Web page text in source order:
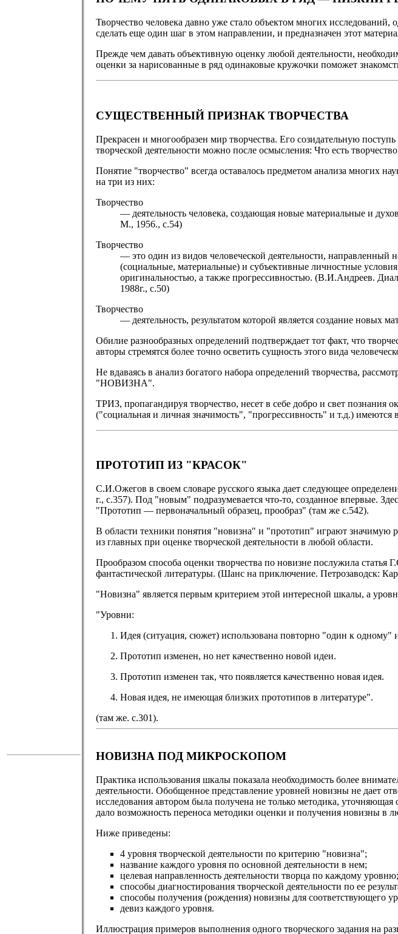
Творчество человека давно уже стало объектом многих исследований,
сделать еще один шаг в этом направлении, и предназначен этот
Прежде чем давать объективную оценку любой деятельности,
оценки за нарисованные в ряд одинаковые кружочки поможет
СУЩЕСТВЕННЫЙ ПРИЗНАК ТВОРЧЕСТВА
Прекрасен и многообразен мир творчества. Его созидательную
творческой деятельности можно после осмысления: Что есть
Понятие "творчество" всегда оставалось предметом анализа многих
на три из них:
Творчество
— деятельность человека, создающая новые материальные и
М., 1956., с.54)
Творчество
— это один из видов человеческой деятельности, направленный
(социальные, материальные) и субъективные личностные
оригинальностью, а также прогрессивностью. (В.И.Андреев.
1988г., с.50)
Творчество
— деятельность, результатом которой является создание
Обилие разнообразных определений подтверждает тот факт, что
авторы стремятся более точно осветить сущность этого вида
Не вдаваясь в анализ богатого набора определений творчества,
"НОВИЗНА".
ТРИЗ, пропагандируя творчество, несет в себе добро и свет
("социальная и личная значимость", "прогрессивность" и т.д.) имеются
ПРОТОТИП ИЗ "КРАСОК"
С.И.Ожегов в своем словаре русского языка дает следующее
г., с.357). Под "новым" подразумевается что-то, созданное впервые.
"Прототип — первоначальный образец, прообраз" (там же с.542).
В области техники понятия "новизна" и "прототип" играют значимую
из главных при оценке творческой деятельности в любой области.
Прообразом способа оценки творчества по новизне послужила
фантастической литературы. (Шанс на приключение. Петрозаводск:
"Новизна" является первым критерием этой интересной шкалы, а
"Уровни:
Идея (ситуация, сюжет) использована повторно "один к одному"
Прототип изменен, но нет качественно новой идеи.
Прототип изменен так, что появляется качественно новая идея.
Новая идея, не имеющая близких прототипов в литературе".
(там же. с.301).
НОВИЗНА ПОД МИКРОСКОПОМ
Практика использования шкалы показала необходимость более
деятельности. Обобщенное представление уровней новизны не дает
исследования автором была получена не только методика,
дало возможность переноса методики оценки и получения новизны в
Ниже приведены:
4 уровня творческой деятельности по критерию "новизна";
название каждого уровня по основной деятельности в нем;
целевая направленность деятельности творца по каждому уровню;
способы диагностирования творческой деятельности по ее
способы получения (рождения) новизны для соответствующего
девиз каждого уровня.
Иллюстрация примеров выполнения одного творческого задания на